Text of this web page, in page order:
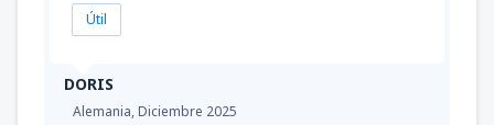
DORIS
Alemania,Diciembre 2025
Útil